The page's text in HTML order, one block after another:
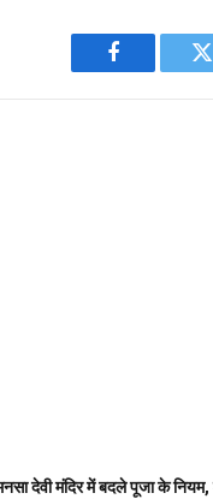
Facebook
देवी मंदिर में बदले पूजा के